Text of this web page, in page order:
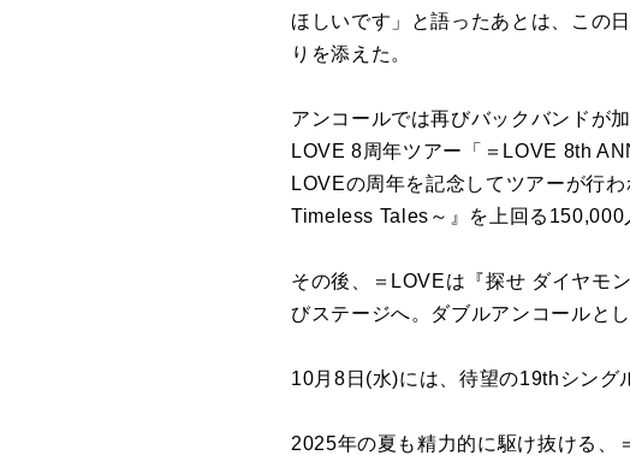
ほしいです」と語ったあとは、この
りを添えた。
アンコールでは再びバックバンドが
LOVE 8周年ツアー「＝LOVE 8th
LOVEの周年を記念してツアーが行
Timeless Tales～』を上回る150,000
その後、＝LOVEは『探せ ダイヤモ
びステージへ。ダブルアンコールと
10月8日(水)には、待望の19thシング
2025年の夏も精力的に駆け抜ける、